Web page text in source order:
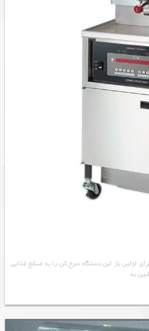
پنی با بیش از ۵۰ سال سابقه ، برای اولین بار این دستگاه سرخ کن را به صنایع غذایی
به